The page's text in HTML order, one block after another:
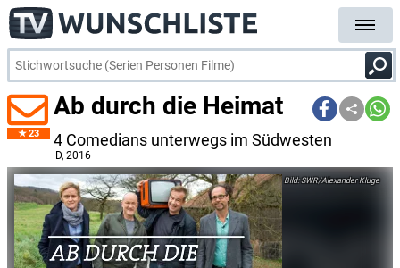
23
Ab durch die Heimat
4 Comedians unterwegs im Südwesten
D, 2016
SWR/Alexander Kluge